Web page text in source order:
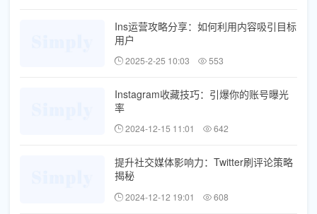
Ins运营攻略分享：如何利用内容吸引目标
用户
2025-2-25 10:03 553
Instagram收藏技巧：引爆你的账号曝光
率
2024-12-15 11:01 642
提升社交媒体影响力：Twitter刷评论策略
揭秘
2024-12-12 19:01 608